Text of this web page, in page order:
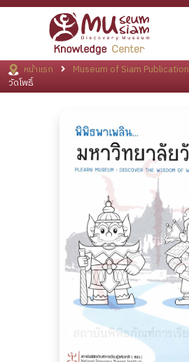
หน้าแรก Museum of Siam Publication
วัดโพธิ์